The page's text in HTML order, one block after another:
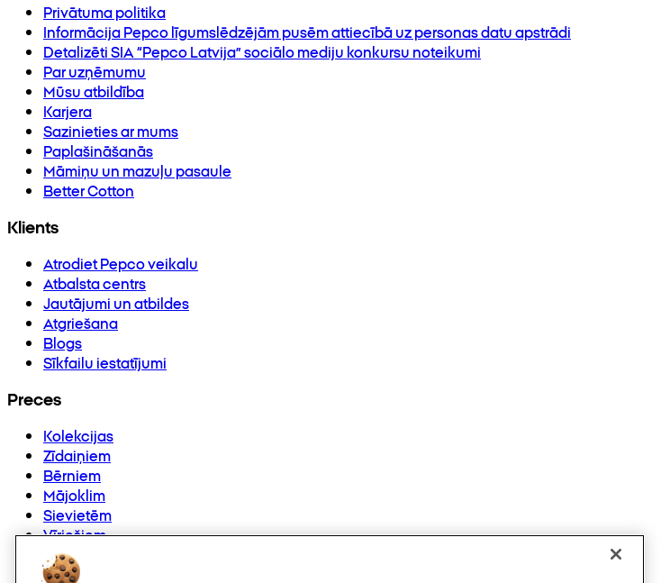
Privātuma politika
Informācija Pepco līgumslēdzējām pusēm attiecībā uz personas datu apstrādi
Detalizēti SIA “Pepco Latvija” sociālo mediju konkursu noteikumi
Par uzņēmumu
Mūsu atbildība
Karjera
Sazinieties ar mums
Paplašināšanās
Māmiņu un mazuļu pasaule
Better Cotton
Klients
Atrodiet Pepco veikalu
Atbalsta centrs
Jautājumi un atbildes
Atgriešana
Blogs
Sīkfailu iestatījumi
Preces
Kolekcijas
Zīdaiņiem
Bērniem
Mājoklim
Sievietēm
Vīriešiem
Citi